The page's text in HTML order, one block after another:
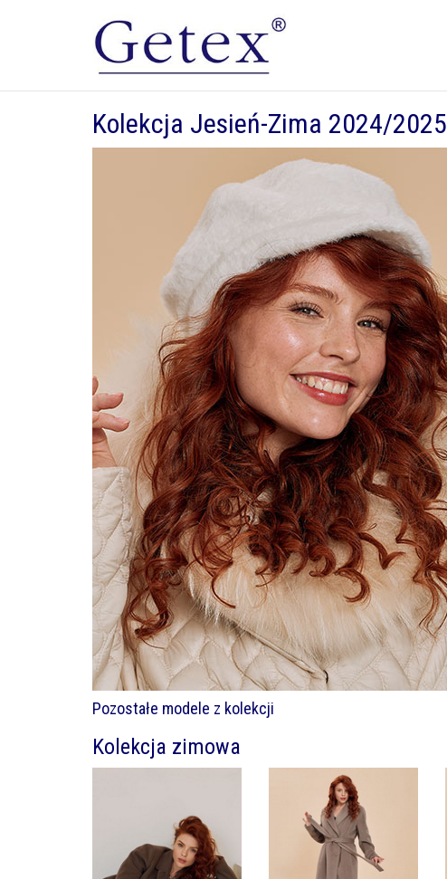
Kolekcja Jesień-Zima 2024/2025
Pozostałe modele z kolekcji
Kolekcja zimowa